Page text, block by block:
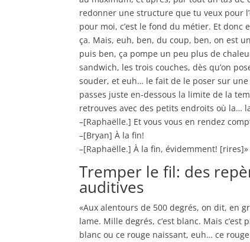
redonner une structure que tu veux pour
pour moi, c’est le fond du métier. Et
ça. Mais, euh, ben, du coup, ben, on est
puis ben, ça pompe un peu plus de
sandwich, les trois couches, dès qu’on
souder, et euh… le fait de le poser sur
passes juste en-dessous la limite de la
retrouves avec des petits endroits où la…
–[Raphaëlle.] Et vous vous en rendez
–[Bryan] À la fin!
–[Raphaëlle.] À la fin, évidemment! [rires]»
Tremper le fil: des
auditives
«Aux alentours de 500 degrés, on dit, en
lame. Mille degrés, c’est blanc. Mais
blanc ou ce rouge naissant, euh… ce